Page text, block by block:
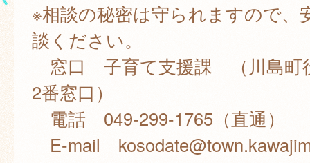
※相談の秘密は守られますので、
談ください。
窓口 子育て支援課 （川島
2番窓口）
電話 049-299-1765（直通）
E-mail